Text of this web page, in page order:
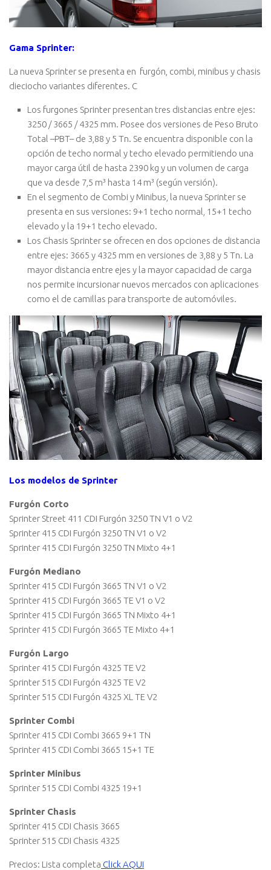
Gama Sprinter:
La nueva Sprinter se presenta en furgón, combi, minibus y chasis
dieciocho variantes diferentes. C
Los furgones Sprinter presentan tres distancias entre ejes:
3250 / 3665 / 4325 mm. Posee dos versiones de Peso Bruto
Total –PBT– de 3,88 y 5 Tn. Se encuentra disponible con la
opción de techo normal y techo elevado permitiendo una
mayor carga útil de hasta 2390 kg y un volumen de carga
que va desde 7,5 m³ hasta 14 m³ (según versión).
En el segmento de Combi y Minibus, la nueva Sprinter se
presenta en sus versiones: 9+1 techo normal, 15+1 techo
elevado y la 19+1 techo elevado.
Los Chasis Sprinter se ofrecen en dos opciones de distancia
entre ejes: 3665 y 4325 mm en versiones de 3,88 y 5 Tn. La
mayor distancia entre ejes y la mayor capacidad de carga
nos permite incursionar nuevos mercados con aplicaciones
como el de camillas para transporte de automóviles.
Los modelos de Sprinter
Furgón Corto
Sprinter Street 411 CDI Furgón 3250 TN V1 o V2
Sprinter 415 CDI Furgón 3250 TN V1 o V2
Sprinter 415 CDI Furgón 3250 TN Mixto 4+1
Furgón Mediano
Sprinter 415 CDI Furgón 3665 TN V1 o V2
Sprinter 415 CDI Furgón 3665 TE V1 o V2
Sprinter 415 CDI Furgón 3665 TN Mixto 4+1
Sprinter 415 CDI Furgón 3665 TE Mixto 4+1
Furgón Largo
Sprinter 415 CDI Furgón 4325 TE V2
Sprinter 515 CDI Furgón 4325 TE V2
Sprinter 515 CDI Furgón 4325 XL TE V2
Sprinter Combi
Sprinter 415 CDI Combi 3665 9+1 TN
Sprinter 415 CDI Combi 3665 15+1 TE
Sprinter Minibus
Sprinter 515 CDI Combi 4325 19+1
Sprinter Chasis
Sprinter 415 CDI Chasis 3665
Sprinter 515 CDI Chasis 4325
Precios: Lista completa Click AQUI